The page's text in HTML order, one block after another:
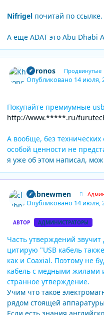
Nifrigel почитай по ссылке.
А еще ADAT это Abu Dhabi
Khronos Продвинутые
Опубликовано 14 июля,
Покупайте премиумные
http://www.*****.ru/
А вообще, без технических
особой ценности не
я уже об этом написал,
clubnewmen
Опубликовано 14 июля,
АВТОР АДМИНИСТРАТОРЫ
Часть утверждений
цитирую "USB кабель
как и Coaxial. Поэтому не
кабель с медными жилами
странное утверждение.
Учим что такое
рядом стоящей